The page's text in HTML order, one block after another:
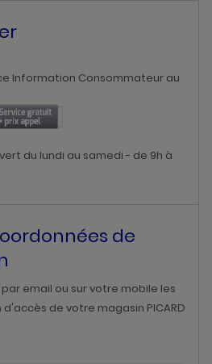
Information Consommateur au
du lundi au samedi - de 9h à
de
email ou sur votre mobile les
de votre magasin PICARD